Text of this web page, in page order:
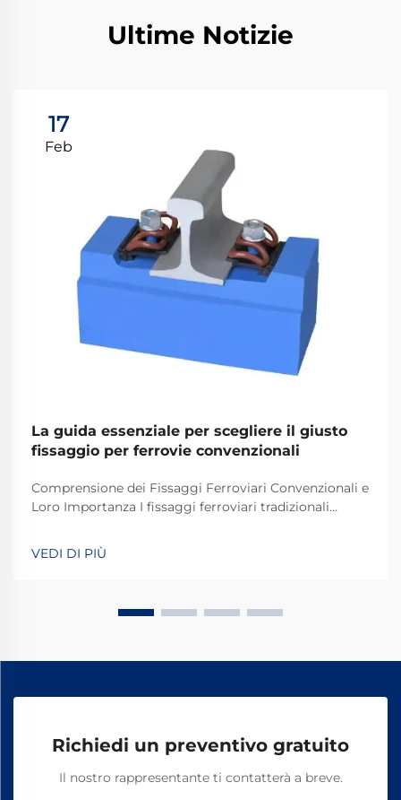
Ultime Notizie
17
Feb
La guida essenziale per scegliere il giusto
fissaggio per ferrovie convenzionali
Comprensione dei Fissaggi Ferroviari Convenzionali e
Loro Importanza I fissaggi ferroviari tradizionali
stabili e sicuri i binari dei treni per le operazioni
quotidiane. La maggior parte dei sistemi si basa su
VEDI DI PIÙ
Richiedi un preventivo gratuito
Il nostro rappresentante ti contatterà a breve.